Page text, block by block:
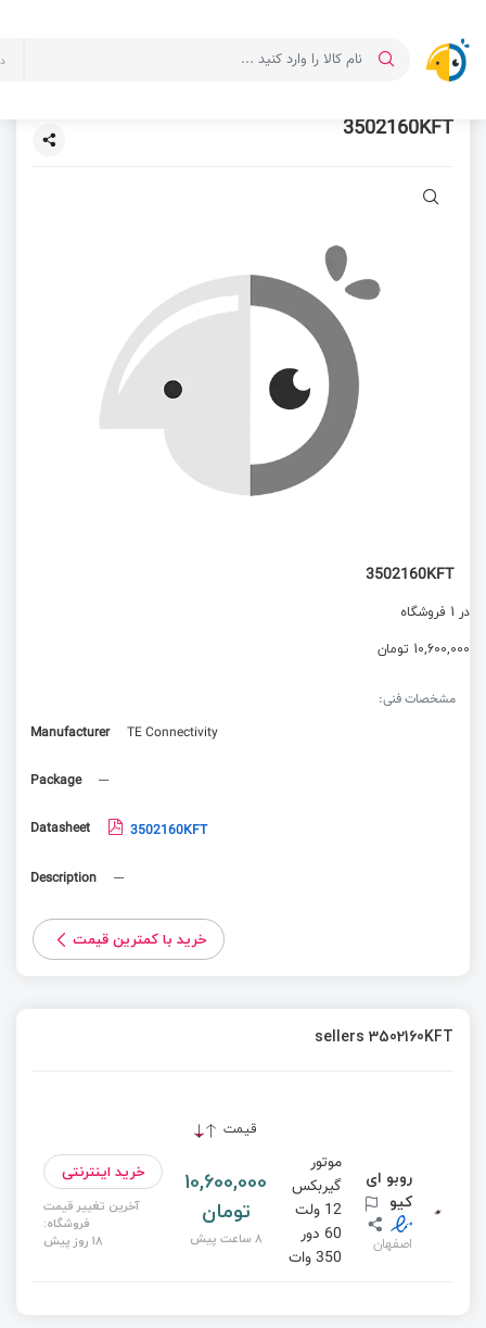
3502160KFT
3502160KFT
در 1 فروشگاه
10,600,000 تومان
مشخصات فنی:
Manufacturer
TE Connectivity
Package ---
Datasheet 3502160KFT
Description ---
خرید با کمترین قیمت
sellers 3502160KFT
قیمت
روبو ای
کیو
اصفهان
موتور
گیربکس
12 ولت
60 دور
350 وات
10,600,000
تومان
8 ساعت پیش
خرید اینترنتی
آخرین تغییر قیمت
فروشگاه:
18 روز پیش